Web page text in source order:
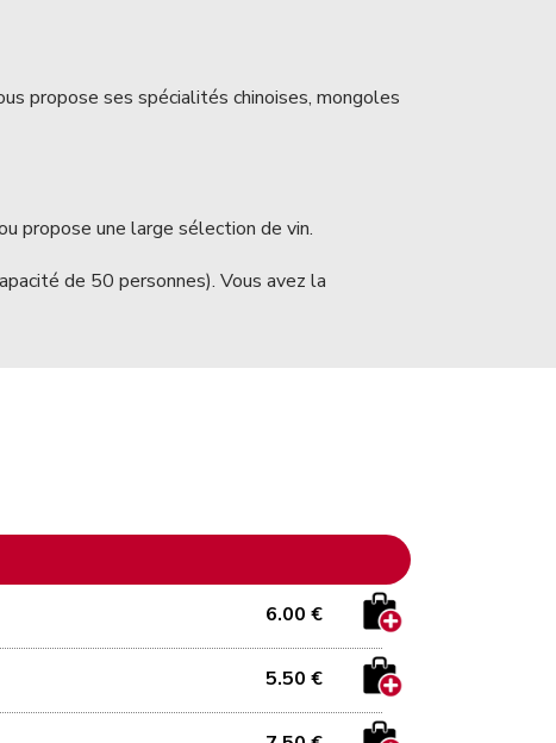
propose ses spécialités chinoises, mongoles
propose une large sélection de vin.
de 50 personnes). Vous avez la
6.00 €
5.50 €